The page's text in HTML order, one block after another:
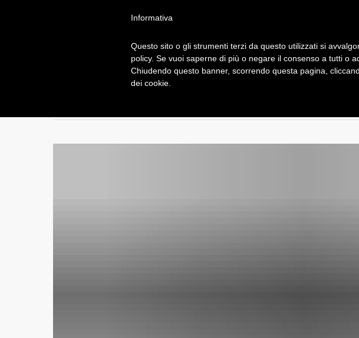
Informativa
Questo sito o gli strumenti terzi da questo utilizzati si
policy. Se vuoi saperne di più o negare il consenso a tutti o
Chiudendo questo banner, scorrendo questa pagina,
dei cookie.